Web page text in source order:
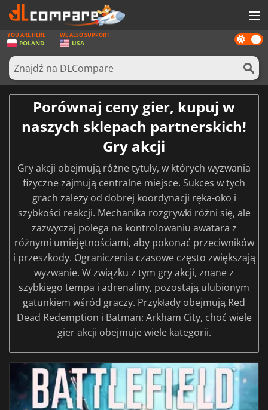
GRY
KARTY DO GIER
OPROGRAMOWANIE
REWARDS
SPRZĘT KOMPUTEROWY
ZALOGUJ SIĘ LUB ZAREJESTRUJ
Dark
mode
YOU ARE HERE
POLAND
WE ALSO SUPPORT
USA
Porównaj ceny gier, kupuj w
naszych sklepach partnerskich!
Gry akcji
Gry akcji obejmują różne tytuły, w których wyzwania
fizyczne zajmują centralne miejsce. Sukces w tych
grach zależy od dobrej koordynacji ręka-oko i
szybkości reakcji. Mechanika rozgrywki różni się, ale
zazwyczaj polega na kontrolowaniu awatara z
różnymi umiejętnościami, aby pokonać przeciwników
i przeszkody. Ograniczenia czasowe często zwiększają
wyzwanie. W związku z tym gry akcji, znane z
szybkiego tempa i adrenaliny, pozostają ulubionym
gatunkiem wśród graczy. Przykłady obejmują Red
Dead Redemption i Batman: Arkham City, choć wiele
gier akcji obejmuje wiele kategorii.